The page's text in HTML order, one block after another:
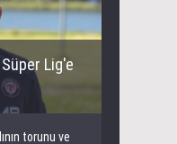
Lig'e
torunu ve